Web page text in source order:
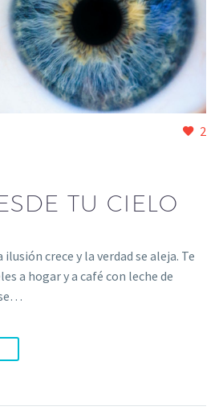
2
TU CIELO
crece y la verdad se aleja. Te
a hogar y a café con leche de